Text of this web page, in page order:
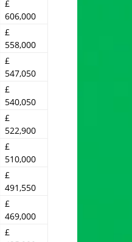
£
606,000
£
558,000
£
547,050
£
540,050
£
522,900
£
510,000
£
491,550
£
469,000
£